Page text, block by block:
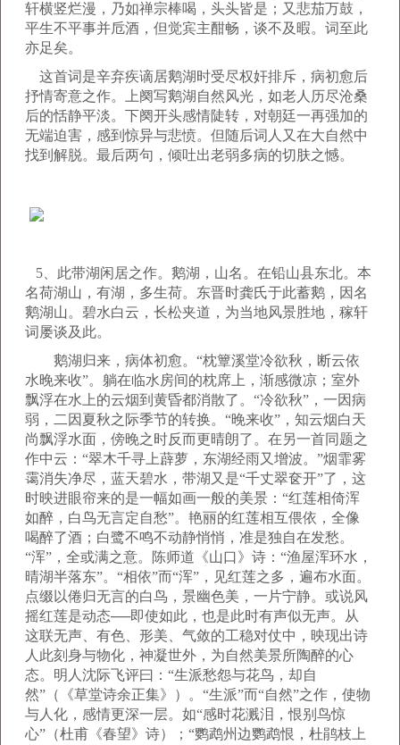
轩横竖烂漫，乃如禅宗棒喝，头头皆是；又悲茄万鼓，
平生不平事并卮酒，但觉宾主酣畅，谈不及暇。词至此
亦足矣。
这首词是辛弃疾谪居鹅湖时受尽权奸排斥，病初愈后
抒情寄意之作。上阕写鹅湖自然风光，如老人历尽沧桑
后的恬静平淡。下阕开头感情陡转，对朝廷一再强加的
无端迫害，感到惊异与悲愤。但随后词人又在大自然中
找到解脱。最后两句，倾吐出老弱多病的切肤之憾。
5、此带湖闲居之作。鹅湖，山名。在铅山县东北。本
名荷湖山，有湖，多生荷。东晋时龚氏于此蓄鹅，因名
鹅湖山。碧水白云，长松夹道，为当地风景胜地，稼轩
词屡谈及此。
鹅湖归来，病体初愈。“枕簟溪堂冷欲秋，断云依
水晚来收”。躺在临水房间的枕席上，渐感微凉；室外
飘浮在水上的云烟到黄昏都消散了。“冷欲秋”，一因病
弱，二因夏秋之际季节的转换。“晚来收”，知云烟白天
尚飘浮水面，傍晚之时反而更晴朗了。在另一首同题之
作中云：“翠木千寻上薜萝，东湖经雨又增波。”烟霏雾
霭消失净尽，蓝天碧水，带湖又是“千丈翠奁开”了，这
时映进眼帘来的是一幅如画一般的美景：“红莲相倚浑
如醉，白鸟无言定自愁”。艳丽的红莲相互偎依，全像
喝醉了酒；白鹭不鸣不动静悄悄，准是独自在发愁。
“浑”，全或满之意。陈师道《山口》诗：“渔屋浑环水，
晴湖半落东”。“相依”而“浑”，见红莲之多，遍布水面。
点缀以倦归无言的白鸟，景幽色美，一片宁静。或说风
摇红莲是动态──即使如此，也是此时有声似无声。从
这联无声、有色、形美、气敛的工稳对仗中，映现出诗
人此刻身与物化，神凝世外，为自然美景所陶醉的心
态。明人沈际飞评曰：“生派愁怨与花鸟，却自
然”（《草堂诗余正集》）。“生派”而“自然”之作，使物
与人化，感情更深一层。如“感时花溅泪，恨别鸟惊
心”（杜甫《春望》诗）；“鹦鹉州边鹦鹉恨，杜鹃枝上